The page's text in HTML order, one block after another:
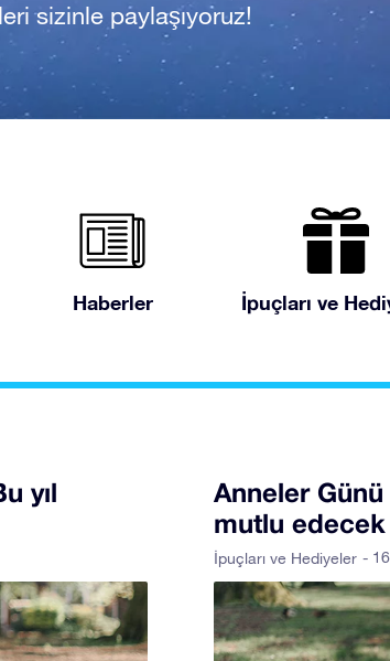
sizinle paylaşıyoruz!
Haberler İpuçları ve
yıl
Anneler
mutlu
İpuçları ve Hediyeler -